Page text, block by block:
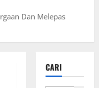
Dan Melepas
CARI